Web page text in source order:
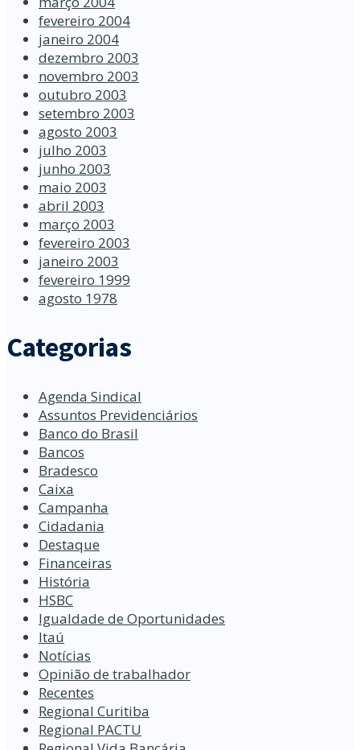
fevereiro 2004
janeiro 2004
dezembro 2003
novembro 2003
outubro 2003
setembro 2003
agosto 2003
julho 2003
junho 2003
maio 2003
abril 2003
março 2003
fevereiro 2003
janeiro 2003
fevereiro 1999
agosto 1978
Categorias
Agenda Sindical
Assuntos Previdenciários
Banco do Brasil
Bancos
Bradesco
Caixa
Campanha
Cidadania
Destaque
Financeiras
História
HSBC
Igualdade de Oportunidades
Itaú
Notícias
Opinião de trabalhador
Recentes
Regional Curitiba
Regional PACTU